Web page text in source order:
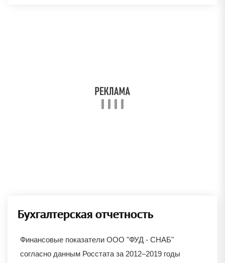
Бухгалтерская отчетность
Финансовые показатели ООО "ФУД - СНАБ"
согласно данным Росстата за 2012–2019 годы